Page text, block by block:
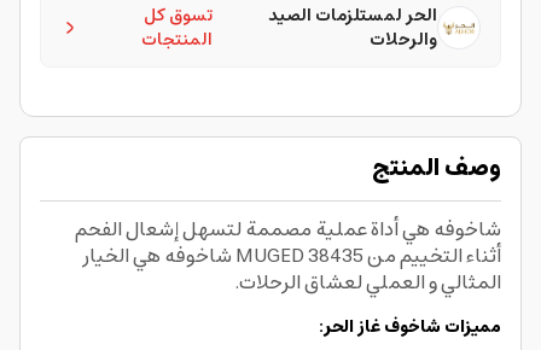
تسوق كل
المنتجات
الحر لمستلزمات الصيد
والرحلات
وصف المنتج
شاخوفه هي أداة عملية مصممة لتسهل إشعال الفحم
أثناء التخييم من 38435 MUGED شاخوفه هي الخيار
المثالي و العملي لعشاق الرحلات.
مميزات شاخوف غاز الحر: